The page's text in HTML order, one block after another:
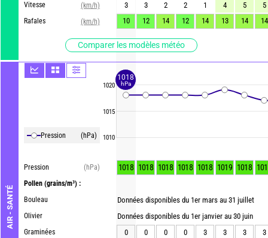
Vitesse
(km/h)
Rafales
(km/h)
Comparer les modèles météo
AIR - SANTÉ
Pression (hPa)
Pression
(hPa)
Pollen (grains/m³) :
Bouleau
Olivier
Graminées
1020
1015
1010
3
3 2 2 1 4 5
5
10
12 14 12 14 13 14 14
1018 1018 1018 1018 1018 1019 1018
Données disponibles du 1er mars au 31 juillet
Données disponibles du 1er janvier au 30 juin
0
0 0 0 3 3 3
3
1018
hPa